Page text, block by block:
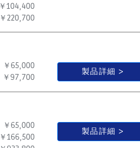
￥104,400
￥220,700
￥65,000
￥97,700
製品詳細
￥65,000
￥166,500
製品詳細